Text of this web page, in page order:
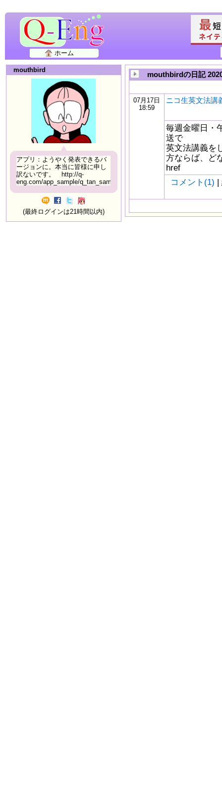
ホーム
mouthbird
アプリ：ようやく発表できるバ
ージョンに。本当に皆様に申し
訳ないです。 http://q-
eng.com/app_sample/q_tan_sample06.html
(最終ログインは21時間以内)
mouthbirdの日記
07月17日
18:59
ニコ生英文法講
毎週金曜日・
送で
英文法講義を
方ならば、ど
href
コメント(1) |